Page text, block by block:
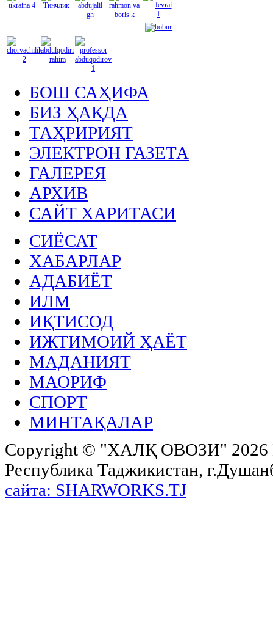
БОШ САҲИФА
БИЗ ҲАҚДА
ТАҲРИРИЯТ
ЭЛЕКТРОН ГАЗЕТА
ГАЛЕРЕЯ
АРХИВ
САЙТ ХАРИТАСИ
СИЁСАТ
ХАБАРЛАР
АДАБИЁТ
ИЛМ
ИҚТИСОД
ИЖТИМОИЙ ҲАЁТ
МАДАНИЯТ
МАОРИФ
СПОРТ
МИНТАҚАЛАР
Copyright © "ХАЛҚ ОВОЗИ"
Республика Таджикистан,
сайта: SHARWORKS.TJ